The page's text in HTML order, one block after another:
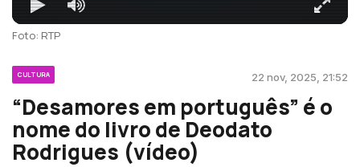
Foto: RTP
CULTURA 22 nov, 2025, 21:52
“Desamores em português” é o
nome do livro de Deodato
Rodrigues (vídeo)